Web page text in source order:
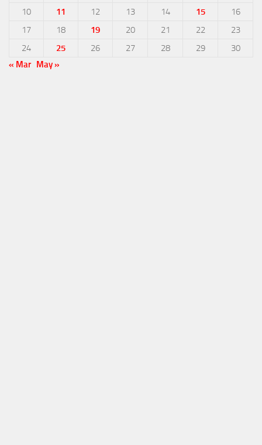
10
11 12 13 14 15
16
17
18 19 20 21 22
23
24
25 26 27 28 29
30
« Mar May »